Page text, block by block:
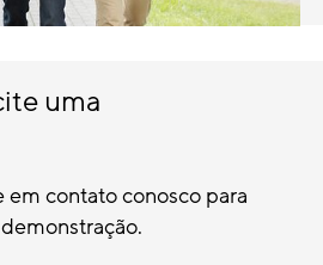
uma
em contato conosco para